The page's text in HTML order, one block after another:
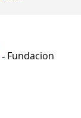
- Fundacion